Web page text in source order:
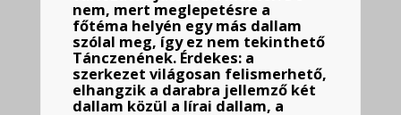
nem, mert meglepetésre a
főtéma helyén egy más dallam
szólal meg, így ez nem tekinthető
Tánczenének. Érdekes: a
szerkezet világosan felismerhető,
elhangzik a darabra jellemző két
dallam közül a lírai dallam, a